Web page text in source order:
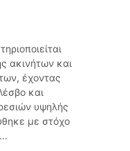
ακινήτων και
έχοντας
και
υψηλής
με στόχο